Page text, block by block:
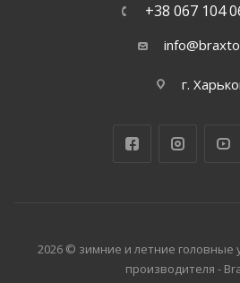
+38 067 104
г.
2026 © зимние и летние головные
производителя -